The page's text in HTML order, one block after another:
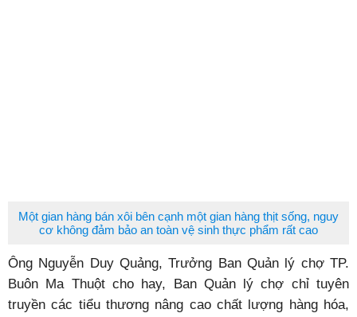
Một gian hàng bán xôi bên cạnh một gian hàng thịt sống, nguy
cơ không đảm bảo an toàn vệ sinh thực phẩm rất cao
Ông Nguyễn Duy Quảng, Trưởng Ban Quản lý chợ TP.
Buôn Ma Thuột cho hay, Ban Quản lý chợ chỉ tuyên
truyền các tiểu thương nâng cao chất lượng hàng hóa,